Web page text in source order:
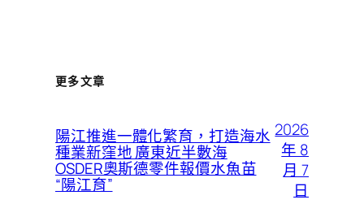
更多文章
陽江推進一體化繁育，打造海水
種業新窪地 廣東近半數海
OSDER奧斯德零件報價水魚苗
“陽江育”
2026
年 8
月 7
日